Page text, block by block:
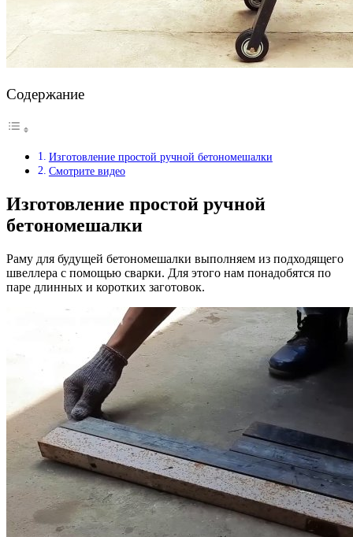
Содержание
Изготовление простой ручной бетономешалки
Смотрите видео
Изготовление простой ручной
бетономешалки
Раму для будущей бетономешалки выполняем из подходящего
швеллера с помощью сварки. Для этого нам понадобятся по
паре длинных и коротких заготовок.